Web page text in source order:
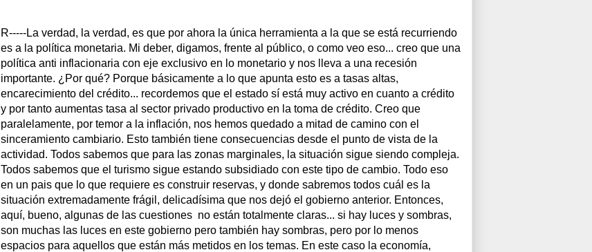
R-----La verdad, la verdad, es que por ahora la única herramienta a la que se está recurriendo
es a la política monetaria. Mi deber, digamos, frente al público, o como veo eso... creo que una
política anti inflacionaria con eje exclusivo en lo monetario y nos lleva a una recesión
importante. ¿Por qué? Porque básicamente a lo que apunta esto es a tasas altas,
encarecimiento del crédito... recordemos que el estado sí está muy activo en cuanto a crédito
y por tanto aumentas tasa al sector privado productivo en la toma de crédito. Creo que
paralelamente, por temor a la inflación, nos hemos quedado a mitad de camino con el
sinceramiento cambiario. Esto también tiene consecuencias desde el punto de vista de la
actividad. Todos sabemos que para las zonas marginales, la situación sigue siendo compleja.
Todos sabemos que el turismo sigue estando subsidiado con este tipo de cambio. Todo eso
en un pais que lo que requiere es construir reservas, y donde sabremos todos cuál es la
situación extremadamente frágil, delicadísima que nos dejó el gobierno anterior. Entonces,
aquí, bueno, algunas de las cuestiones no están totalmente claras... si hay luces y sombras,
son muchas las luces en este gobierno pero también hay sombras, pero por lo menos
espacios para aquellos que están más metidos en los temas. En este caso la economía,